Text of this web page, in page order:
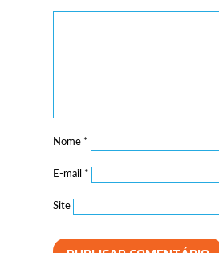
Nome *
E-mail *
Site